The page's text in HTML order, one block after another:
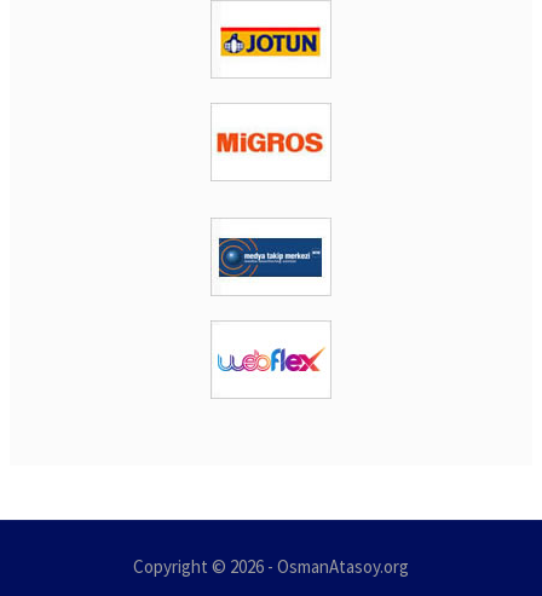
Copyright © 2026 - OsmanAtasoy.org